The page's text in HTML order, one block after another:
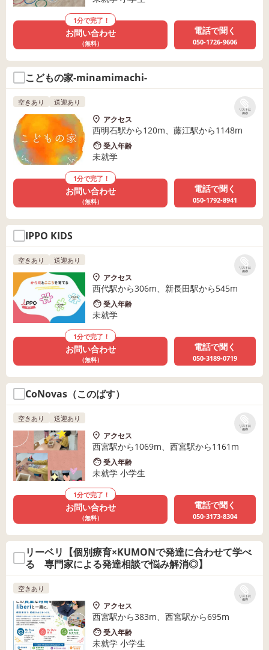
1分で完了！
お問い合わせ
（無料）
電話で聞く
050-1726-9606
こどもの家-minamimachi-
リストに
保存
空きあり 送迎あり
アクセス
西明石駅から120m、藤江駅から1148m
受入年齢
未就学
1分で完了！
お問い合わせ
（無料）
電話で聞く
050-1792-8941
IPPO KIDS
リストに
保存
空きあり 送迎あり
アクセス
西代駅から306m、新長田駅から545m
受入年齢
未就学
1分で完了！
お問い合わせ
（無料）
電話で聞く
050-3189-0719
CoNovas（このばす）
リストに
保存
空きあり 送迎あり
アクセス
西宮駅から1069m、西宮駅から1161m
受入年齢
未就学 小学生
1分で完了！
お問い合わせ
（無料）
電話で聞く
050-3173-8304
リーベリ【個別療育×KUMONで発達に合わせて学べ
る 専門家による発達相談で悩み解消◎】
リストに
保存
空きあり
アクセス
西宮駅から383m、西宮駅から695m
受入年齢
未就学 小学生